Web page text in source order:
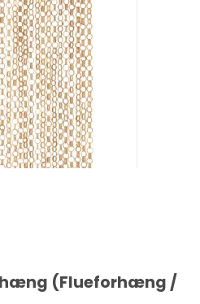
(Flueforhæng /